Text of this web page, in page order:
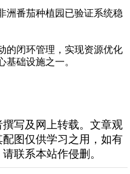
洲番茄种植园已验证系统稳
的闭环管理，实现资源优化
基础设施之一。
写及网上转载。文章观
图仅供学习之用，如有
联系本站作侵删。